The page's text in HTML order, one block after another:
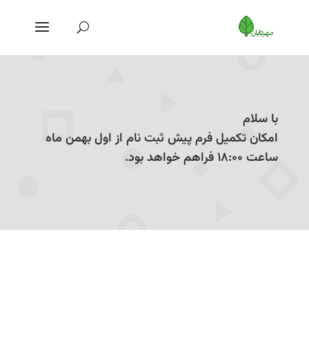
با سلام
امکان تکمیل فرم پیش ثبت نام از اول بهمن ماه
ساعت ۱۸:۰۰ فراهم خواهد بود.